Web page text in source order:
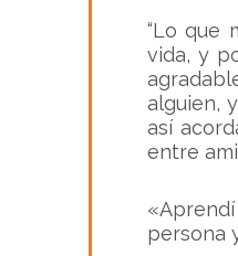
“Lo que
vida, y
alguien,
así
entre
persona